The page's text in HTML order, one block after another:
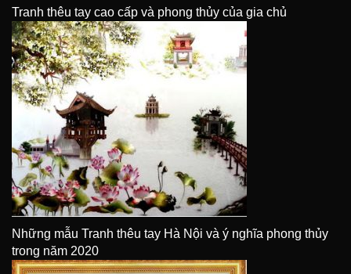
Tranh thêu tay cao cấp và phong thủy của gia chủ
Những mẫu Tranh thêu tay Hà Nội và ý nghĩa phong thủy
trong năm 2020